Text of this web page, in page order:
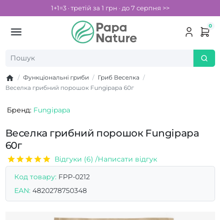
1+1=3 · третій за 1 грн · до 7 серпня >>
0
Функціональні гриби
Гриб Веселка
Веселка грибний порошок Fungipapa 60г
Бренд: Fungipapa
Веселка грибний порошок Fungipapa
60г
Відгуки (6) /Написати відгук
Код товару: FPP-0212
EAN: 4820278750348